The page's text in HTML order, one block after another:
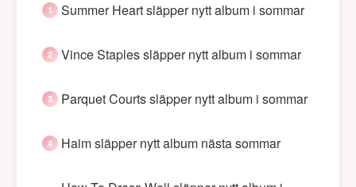
Summer Heart släpper nytt album i sommar
Vince Staples släpper nytt album i sommar
Parquet Courts släpper nytt album i sommar
Haim släpper nytt album nästa sommar